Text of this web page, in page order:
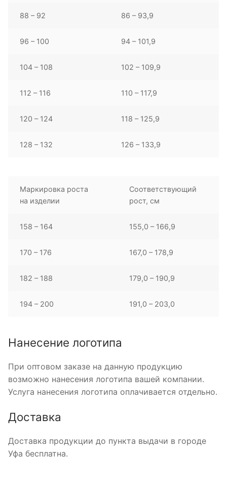
88 – 92 86 – 93,9
96 – 100 94 – 101,9
104 – 108 102 – 109,9
112 – 116 110 – 117,9
120 – 124 118 – 125,9
128 – 132 126 – 133,9
Маркировка роста
на изделии
Соответствующий
рост, см
158 – 164 155,0 – 166,9
170 – 176 167,0 – 178,9
182 – 188 179,0 – 190,9
194 – 200 191,0 – 203,0
Нанесение логотипа
При оптовом заказе на данную продукцию
возможно нанесения логотипа вашей компании.
Услуга нанесения логотипа оплачивается отдельно.
Доставка
Доставка продукции до пункта выдачи в городе
Уфа бесплатна.